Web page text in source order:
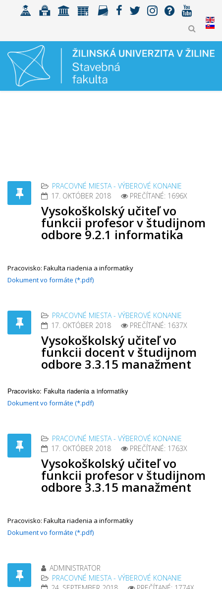
PRACOVNÉ MIESTA - VÝBEROVÉ KONANIE
17. OKTÓBER 2018
PREČÍTANÉ: 1696X
Vysokoškolský učiteľ vo
funkcii profesor v študijnom
odbore 9.2.1 informatika
Pracovisko: Fakulta riadenia a informatiky
Dokument vo formáte (*.pdf)
PRACOVNÉ MIESTA - VÝBEROVÉ KONANIE
17. OKTÓBER 2018
PREČÍTANÉ: 1637X
Vysokoškolský učiteľ vo
funkcii docent v študijnom
odbore 3.3.15 manažment
Pracovisko: Fakulta riadenia a informatiky
Dokument vo formáte (*.pdf)
PRACOVNÉ MIESTA - VÝBEROVÉ KONANIE
17. OKTÓBER 2018
PREČÍTANÉ: 1763X
Vysokoškolský učiteľ vo
funkcii profesor v študijnom
odbore 3.3.15 manažment
Pracovisko: Fakulta riadenia a informatiky
Dokument vo formáte (*.pdf)
ADMINISTRATOR
PRACOVNÉ MIESTA - VÝBEROVÉ KONANIE